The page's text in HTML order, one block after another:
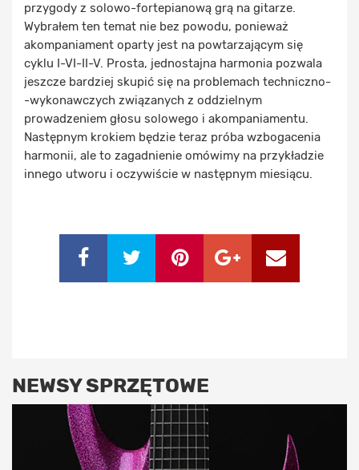
przygody z solowo-fortepianową grą na gitarze.
Wybrałem ten temat nie bez powodu, ponieważ
akompaniament oparty jest na powtarzającym się
cyklu I-VI-II-V. Prosta, jednostajna harmonia pozwala
jeszcze bardziej skupić się na problemach techniczno-
-wykonawczych związanych z oddzielnym
prowadzeniem głosu solowego i akompaniamentu.
Następnym krokiem będzie teraz próba wzbogacenia
harmonii, ale to zagadnienie omówimy na przykładzie
innego utworu i oczywiście w następnym miesiącu.
NEWSY SPRZĘTOWE